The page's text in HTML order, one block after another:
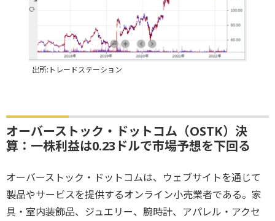
出所:トレードステーション
オーバーストック・ドットコム（OSTK）決
算：一株利益は0.23ドルで市場予想を下回る
オーバーストック・ドットコムは、ウェブサイトを通じて
製品やサービスを提供するオンライン小売業者である。家
具・室内装飾品、ジュエリー、腕時計、アパレル・アクセ